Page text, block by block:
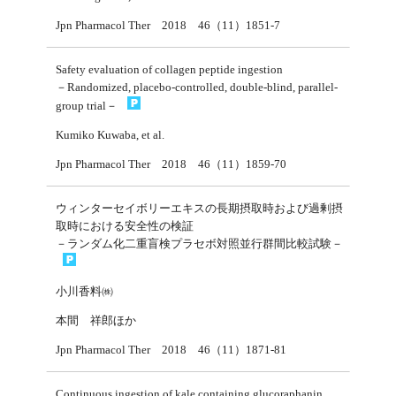
Jpn Pharmacol Ther 2018 46（11）1851-7
Safety evaluation of collagen peptide ingestion
－Randomized, placebo-controlled, double-blind, parallel-
group trial－
Kumiko Kuwaba, et al.
Jpn Pharmacol Ther 2018 46（11）1859-70
ウィンターセイボリーエキスの長期摂取時および過剰摂
取時における安全性の検証
－ランダム化二重盲検プラセボ対照並行群間比較試験－
小川香料㈱
本間 祥郎ほか
Jpn Pharmacol Ther 2018 46（11）1871-81